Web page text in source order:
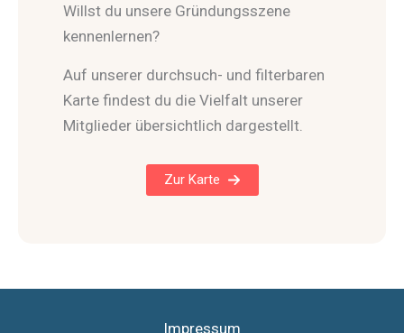
Willst du unsere Gründungsszene
kennenlernen?
Auf unserer durchsuch- und filterbaren
Karte findest du die Vielfalt unserer
Mitglieder übersichtlich dargestellt.
Zur Karte
Impressum